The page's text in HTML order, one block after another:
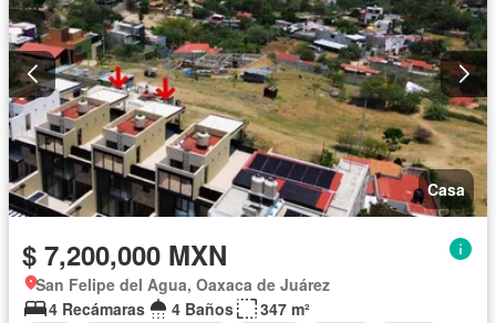
Casa
$ 7,200,000 MXN
San Felipe del Agua, Oaxaca de Juárez
4 Recámaras
4 Baños
347 m²